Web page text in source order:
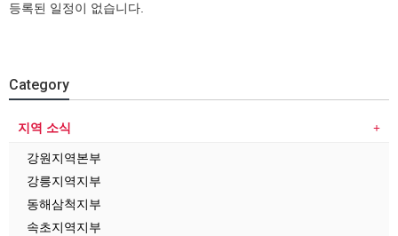
등록된 일정이 없습니다.
Category
지역 소식
강원지역본부
강릉지역지부
동해삼척지부
속초지역지부